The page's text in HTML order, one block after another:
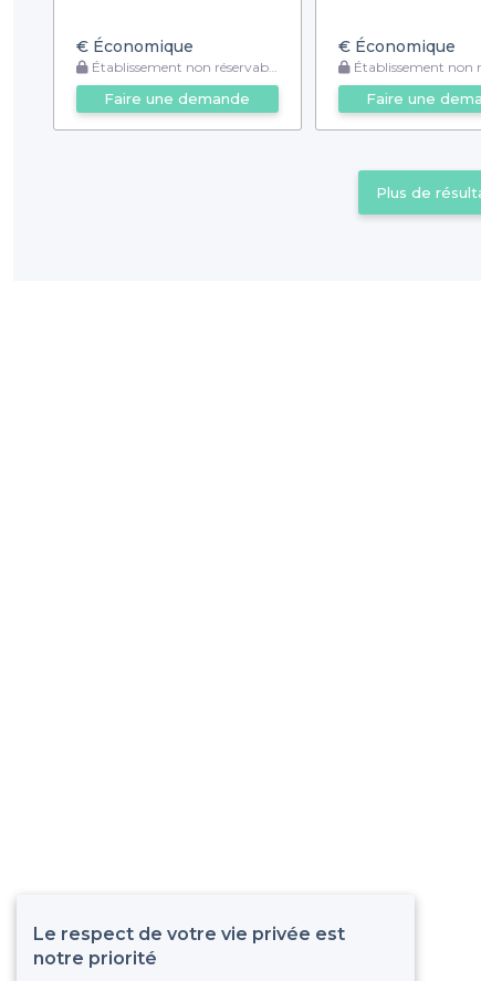
€ Économique
Établissement non réservable
Faire une demande
€Économique
Établissement non
Faire une
Plus de
Le respect de votre vie privée est
notre priorité